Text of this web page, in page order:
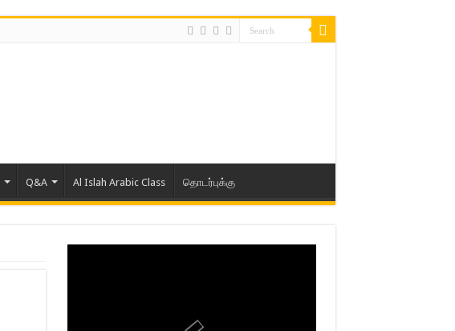
Q&A Al Islah Arabic Class தொடர்புக்கு